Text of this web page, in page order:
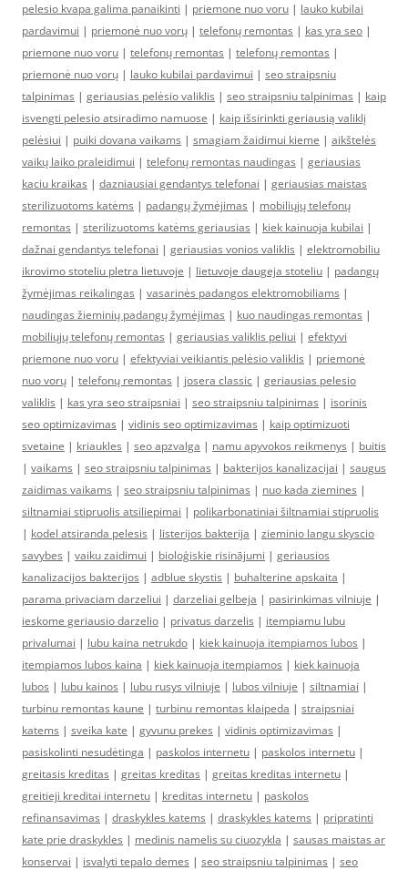
pelesio kvapa galima panaikinti | priemone nuo voru | lauko kubilai
pardavimui | priemonė nuo vorų | telefonų remontas | kas yra seo |
priemone nuo voru | telefonų remontas | telefonų remontas |
priemonė nuo vorų | lauko kubilai pardavimui | seo straipsniu
talpinimas | geriausias pelėsio valiklis | seo straipsniu talpinimas | kaip
isvengti pelesio atsiradimo namuose | kaip išsirinkti geriausią valiklį
pelėsiui | puiki dovana vaikams | smagiam žaidimui kieme | aikštelės
vaikų laiko praleidimui | telefonų remontas naudingas | geriausias
kaciu kraikas | dazniausiai gendantys telefonai | geriausias maistas
sterilizuotoms katėms | padangų žymėjimas | mobiliųjų telefonų
remontas | sterilizuotoms katėms geriausias | kiek kainuoja kubilai |
dažnai gendantys telefonai | geriausias vonios valiklis | elektromobiliu
ikrovimo stoteliu pletra lietuvoje | lietuvoje daugeja stoteliu | padangų
žymėjimas reikalingas | vasarinės padangos elektromobiliams |
naudingas žieminių padangų žymėjimas | kuo naudingas remontas |
mobiliųjų telefonų remontas | geriausias valiklis peliui | efektyvi
priemone nuo voru | efektyviai veikiantis pelėsio valiklis | priemonė
nuo vorų | telefonų remontas | josera classic | geriausias pelesio
valiklis | kas yra seo straipsniai | seo straipsniu talpinimas | isorinis
seo optimizavimas | vidinis seo optimizavimas | kaip optimizuoti
svetaine | kriaukles | seo apzvalga | namu apyvokos reikmenys | buitis
| vaikams | seo straipsniu talpinimas | bakterijos kanalizacijai | saugus
zaidimas vaikams | seo straipsniu talpinimas | nuo kada ziemines |
siltnamiai stipruolis atsiliepimai | polikarbonatiniai šiltnamiai stipruolis
| kodel atsiranda pelesis | listerijos bakterija | zieminio langu skyscio
savybes | vaiku zaidimui | bioloģiskie risinājumi | geriausios
kanalizacijos bakterijos | adblue skystis | buhalterine apskaita |
parama privaciam darzeliui | darzeliai gelbeja | pasirinkimas vilniuje |
ieskome geriausio darzelio | privatus darzelis | itempiamu lubu
privalumai | lubu kaina netrukdo | kiek kainuoja itempiamos lubos |
itempiamos lubos kaina | kiek kainuoja itempiamos | kiek kainuoja
lubos | lubu kainos | lubu rusys vilniuje | lubos vilniuje | siltnamiai |
turbinu remontas kaune | turbinu remontas klaipeda | straipsniai
katems | sveika kate | gyvunu prekes | vidinis optimizavimas |
pasiskolinti nesudėtinga | paskolos internetu | paskolos internetu |
greitasis kreditas | greitas kreditas | greitas kreditas internetu |
greitieji kreditai internetu | kreditas internetu | paskolos
refinansavimas | draskykles katems | draskykles katems | pripratinti
kate prie draskykles | medinis namelis su ciuozykla | sausas maistas ar
konservai | isvalyti tepalo demes | seo straipsniu talpinimas | seo